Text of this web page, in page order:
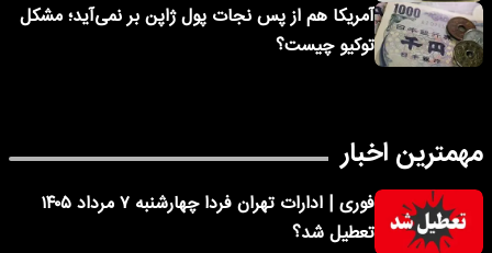
آمریکا هم از پس نجات پول ژاپن بر نمی‌آید؛ مشکل
توکیو چیست؟
مهمترین اخبار
فوری | ادارات تهران فردا چهارشنبه ۷ مرداد ۱۴۰۵
تعطیل شد؟